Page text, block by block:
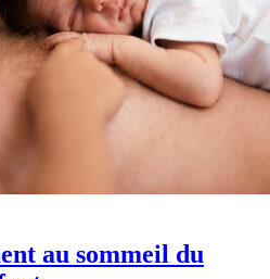
au sommeil du